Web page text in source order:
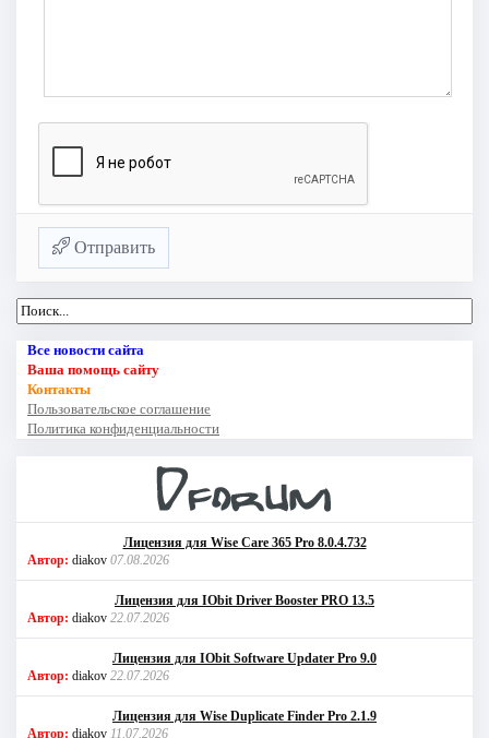
Отправить
Все новости сайта
Ваша помощь сайту
Контакты
Пользовательское соглашение
Политика конфиденциальности
Лицензия для Wise Care 365 Pro 8.0.4.732
Автор: diakov 07.08.2026
Лицензия для IObit Driver Booster PRO 13.5
Автор: diakov 22.07.2026
Лицензия для IObit Software Updater Pro 9.0
Автор: diakov 22.07.2026
Лицензия для Wise Duplicate Finder Pro 2.1.9
Автор: diakov 11.07.2026